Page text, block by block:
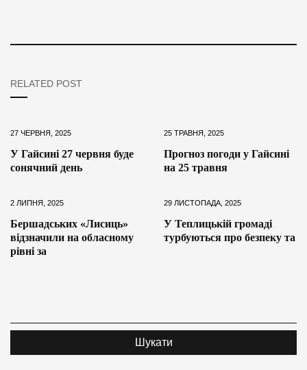
RELATED POST
27 ЧЕРВНЯ, 2025
У Гайсині 27 червня буде
сонячний день
25 ТРАВНЯ, 2025
Прогноз погоди у Гайсині
на 25 травня
2 ЛИПНЯ, 2025
Бершадських «Лисиць»
відзначили на обласному
рівні за
29 ЛИСТОПАДА, 2025
У Теплицькій громаді
турбуються про безпеку та